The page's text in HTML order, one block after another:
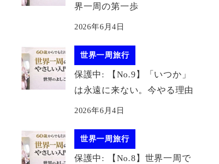
界一周の第一歩
2026年6月4日
世界一周旅行
保護中: 【No.9】「いつか」
は永遠に来ない。今やる理由
2026年6月4日
世界一周旅行
保護中: 【No.8】世界一周で